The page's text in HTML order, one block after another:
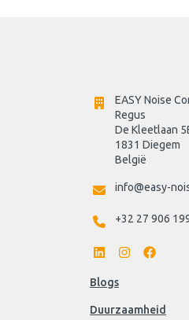
EASY Noise
Regus
De Kleetlaan
1831 Diegem
België
info@easy-
+32 27 906
Blogs
Duurzaamheid